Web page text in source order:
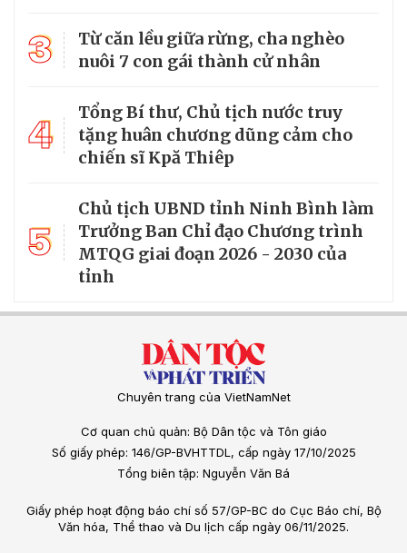
3
Từ căn lều giữa rừng, cha nghèo
nuôi 7 con gái thành cử nhân
4
Tổng Bí thư, Chủ tịch nước truy
tặng huân chương dũng cảm cho
chiến sĩ Kpă Thiêp
5
Chủ tịch UBND tỉnh Ninh Bình làm
Trưởng Ban Chỉ đạo Chương trình
MTQG giai đoạn 2026 - 2030 của
tỉnh
Chuyên trang của VietNamNet
Cơ quan chủ quản: Bộ Dân tộc và Tôn giáo
Số giấy phép: 146/GP-BVHTTDL, cấp ngày 17/10/2025
Tổng biên tập: Nguyễn Văn Bá
Giấy phép hoạt động báo chí số 57/GP-BC do Cục Báo chí, Bộ
Văn hóa, Thể thao và Du lịch cấp ngày 06/11/2025.